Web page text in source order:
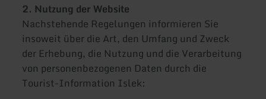
2. Nutzung der Website
Nachstehende Regelungen informieren Sie
insoweit über die Art, den Umfang und Zweck
der Erhebung, die Nutzung und die Verarbeitung
von personenbezogenen Daten durch die
Tourist-Information Islek: